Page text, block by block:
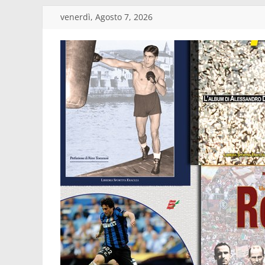
Salta
contenuto
venerdì, Agosto 7, 2026
Edizioni
Eraclea
Casa
editrice